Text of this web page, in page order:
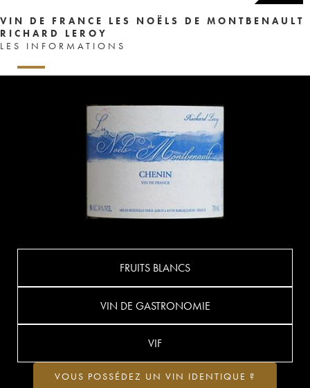
VIN DE FRANCE LES NOËLS DE MONTBENAULT
RICHARD LEROY
LES INFORMATIONS
FRUITS BLANCS
VIN DE GASTRONOMIE
VIF
VOUS POSSÉDEZ UN VIN IDENTIQUE ?